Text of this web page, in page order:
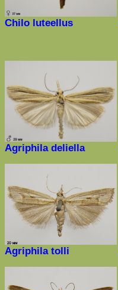
Chilo luteellus
Agriphila deliella
Agriphila tolli